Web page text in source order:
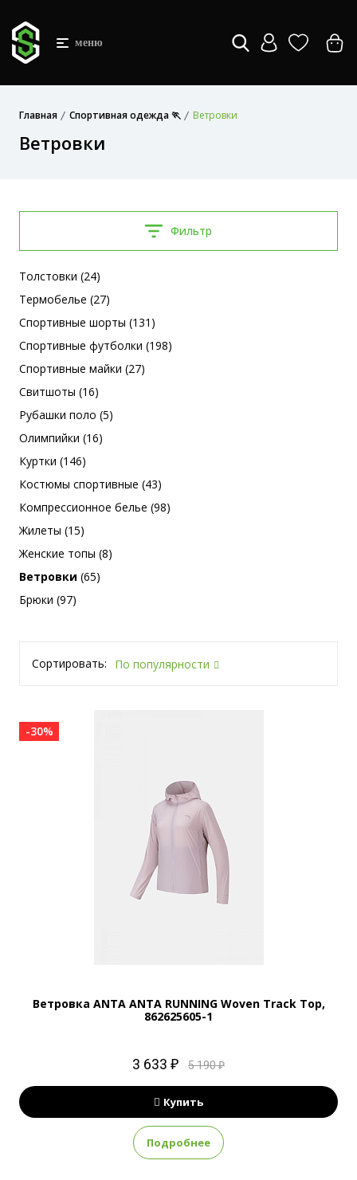
меню
Главная Спортивная одежда 🏃 Ветровки
Ветровки
Фильтр
Толстовки (24)
Термобелье (27)
Спортивные шорты (131)
Спортивные футболки (198)
Спортивные майки (27)
Свитшоты (16)
Рубашки поло (5)
Олимпийки (16)
Куртки (146)
Костюмы спортивные (43)
Компрессионное белье (98)
Жилеты (15)
Женские топы (8)
Ветровки (65)
Брюки (97)
Сортировать: По популярности
-30%
Ветровка ANTA ANTA RUNNING Woven Track Top,
862625605-1
3 633 ₽ 5 190 ₽
Купить
Подробнее